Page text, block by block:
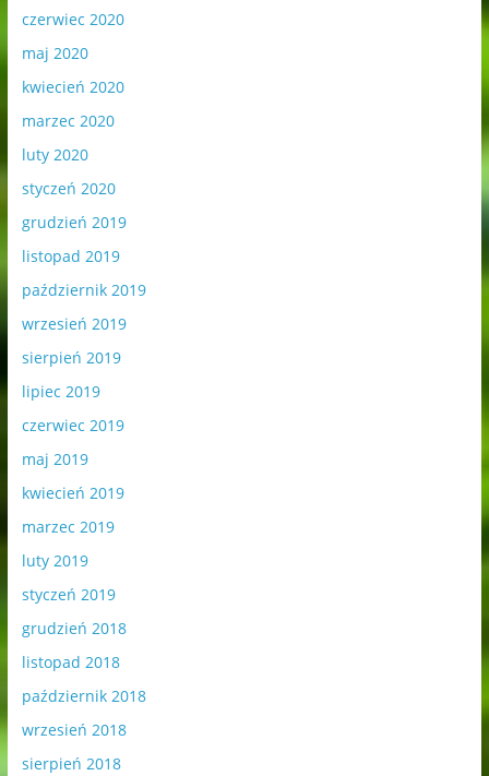
czerwiec 2020
maj 2020
kwiecień 2020
marzec 2020
luty 2020
styczeń 2020
grudzień 2019
listopad 2019
październik 2019
wrzesień 2019
sierpień 2019
lipiec 2019
czerwiec 2019
maj 2019
kwiecień 2019
marzec 2019
luty 2019
styczeń 2019
grudzień 2018
listopad 2018
październik 2018
wrzesień 2018
sierpień 2018